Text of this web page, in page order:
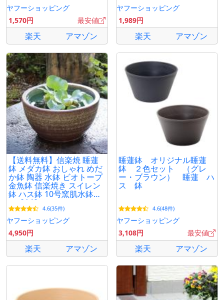
ヤフーショッピング
1,570円
最安値
楽天 アマゾン
ヤフーショッピング
1,989円
楽天 アマゾン
【送料無料】信楽焼 睡蓮
鉢 メダカ鉢 おしゃれ めだ
か鉢 陶器 水鉢 ビオトープ
金魚鉢 信楽焼き スイレン
鉢 ハス鉢 10号窯肌水鉢
su-0140
4.6(35件)
ヤフーショッピング
4,950円
楽天 アマゾン
睡蓮鉢 オリジナル睡蓮
鉢 ２色セット （グレ
ー・ブラウン） 睡蓮 ハ
ス 鉢
4.6(48件)
ヤフーショッピング
3,108円
最安値
楽天 アマゾン